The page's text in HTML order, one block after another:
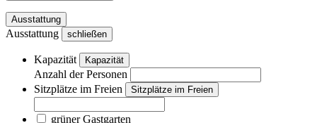
Ausstattung
Ausstattung schließen
Kapazität Kapazität
Anzahl der Personen
Sitzplätze im Freien
Sitzplätze im Freien
grüner Gastgarten